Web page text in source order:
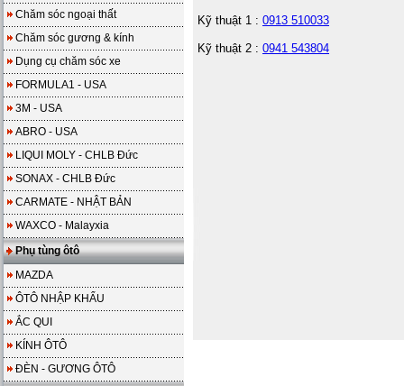
Chăm sóc ngoại thất
Chăm sóc gương & kính
Dụng cụ chăm sóc xe
FORMULA1 - USA
3M - USA
ABRO - USA
LIQUI MOLY - CHLB Đức
SONAX - CHLB Đức
CARMATE - NHẬT BẢN
WAXCO - Malayxia
Phụ tùng ôtô
MAZDA
ÔTÔ NHẬP KHẨU
ẮC QUI
KÍNH ÔTÔ
ĐÈN - GƯƠNG ÔTÔ
Kỹ thuật 1 : 0913 510033
Kỹ thuật 2 : 0941 543804